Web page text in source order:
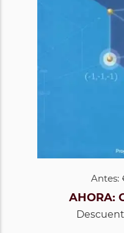
Antes:
AHORA: